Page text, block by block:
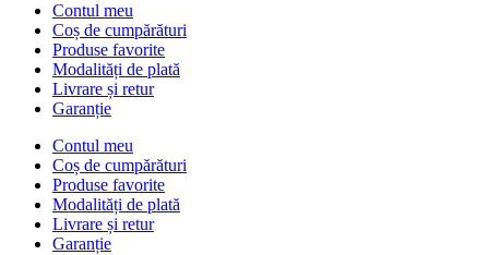
Contul meu
Coș de cumpărături
Produse favorite
Modalități de plată
Livrare și retur
Garanție
Contul meu
Coș de cumpărături
Produse favorite
Modalități de plată
Livrare și retur
Garanție